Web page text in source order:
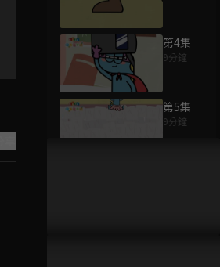
第4集
9分鐘
第5集
9分鐘
為您推薦